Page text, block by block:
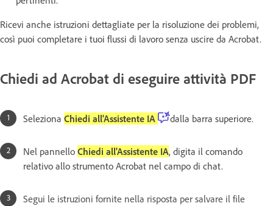
Ricevi anche istruzioni dettagliate per la risoluzione dei problemi,
così puoi completare i tuoi flussi di lavoro senza uscire da Acrobat.
Chiedi ad Acrobat di eseguire attività PDF
Seleziona Chiedi all'Assistente IA dalla barra superiore.
Nel pannello Chiedi all'Assistente IA, digita il comando
relativo allo strumento Acrobat nel campo di chat.
Segui le istruzioni fornite nella risposta per salvare il file